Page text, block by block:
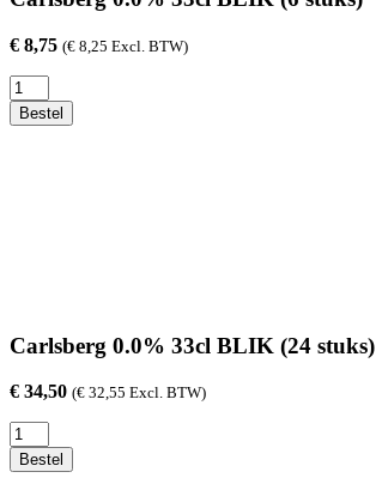
€ 8,75 (€ 8,25 Excl. BTW)
Carlsberg
0.0%
33cl
Bestel
Carlsberg 0.0% 33cl BLIK (24 stuks)
€ 34,50 (€ 32,55 Excl. BTW)
Carlsberg
0.0%
33cl
Bestel